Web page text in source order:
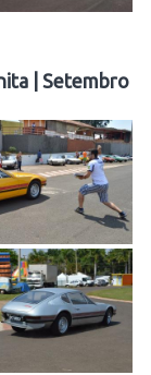
| Setembro